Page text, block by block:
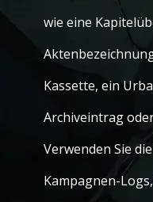
wie eine
Kassette, ein
Archiveintrag
Verwenden Sie
Kampagnen-